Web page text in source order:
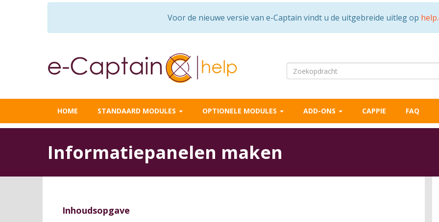
Voor de nieuwe versie van e-Captain vindt u de uitgebreide uitleg op
HOME STANDAARD MODULES OPTIONELE MODULES ADD-ONS CAPPIE FAQ
Informatiepanelen maken
Inhoudsopgave